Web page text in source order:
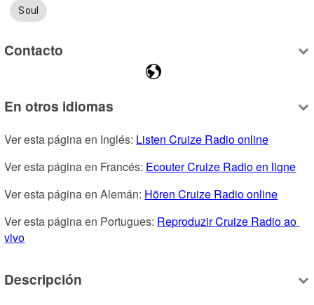
Soul
Contacto
En otros idiomas
Ver esta página en Inglés: Listen Cruize Radio online
Ver esta página en Francés: Ecouter Cruize Radio en ligne
Ver esta página en Alemán: Hören Cruize Radio online
Ver esta página en Portugues: Reproduzir Cruize Radio ao
vivo
Descripción